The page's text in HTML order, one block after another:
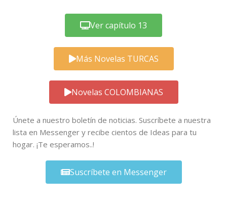
Ver capítulo 13
Más Novelas TURCAS
Novelas COLOMBIANAS
Únete a nuestro boletín de noticias. Suscríbete a nuestra
lista en Messenger y recibe cientos de Ideas para tu
hogar. ¡Te esperamos..!
Suscríbete en Messenger